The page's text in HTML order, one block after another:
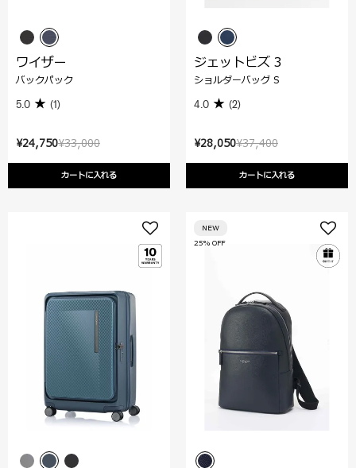
¥33,000
¥24,750
カートに入れる
ワイザー
バックパック
5.0 (1)
¥37,400
¥28,050
カートに入れる
ジェットビズ 3
ショルダーバッグ S
4.0 (2)
25% OFF
NEW